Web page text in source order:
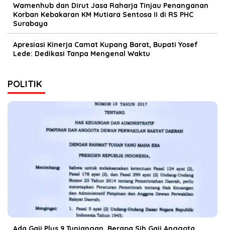
Wamenhub dan Dirut Jasa Raharja Tinjau Penanganan
Korban Kebakaran KM Mutiara Sentosa II di RS PHC
Surabaya
Apresiasi Kinerja Camat Kupang Barat, Bupati Yosef
Lede: Dedikasi Tanpa Mengenal Waktu
POLITIK